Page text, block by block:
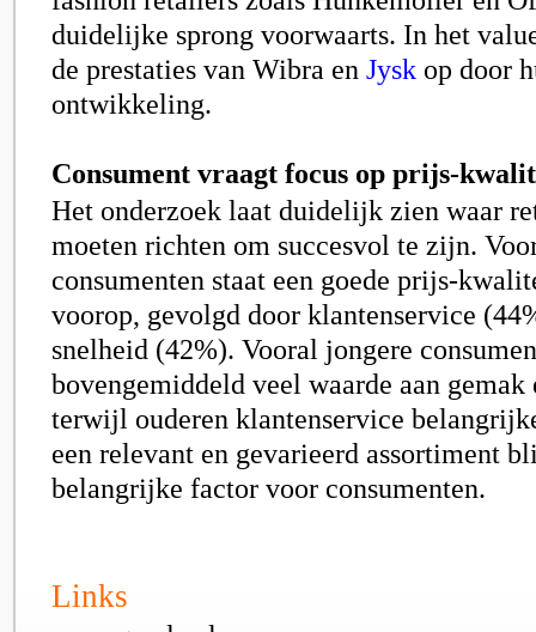
duidelijke sprong voorwaarts. In het
de prestaties van Wibra en Jysk op door
ontwikkeling.
Consument vraagt focus op prijs-
Het onderzoek laat duidelijk zien waar
moeten richten om succesvol te zijn.
consumenten staat een goede prijs-
voorop, gevolgd door klantenservice
snelheid (42%). Vooral jongere
bovengemiddeld veel waarde aan gemak
terwijl ouderen klantenservice
een relevant en gevarieerd assortiment
belangrijke factor voor consumenten.
Links